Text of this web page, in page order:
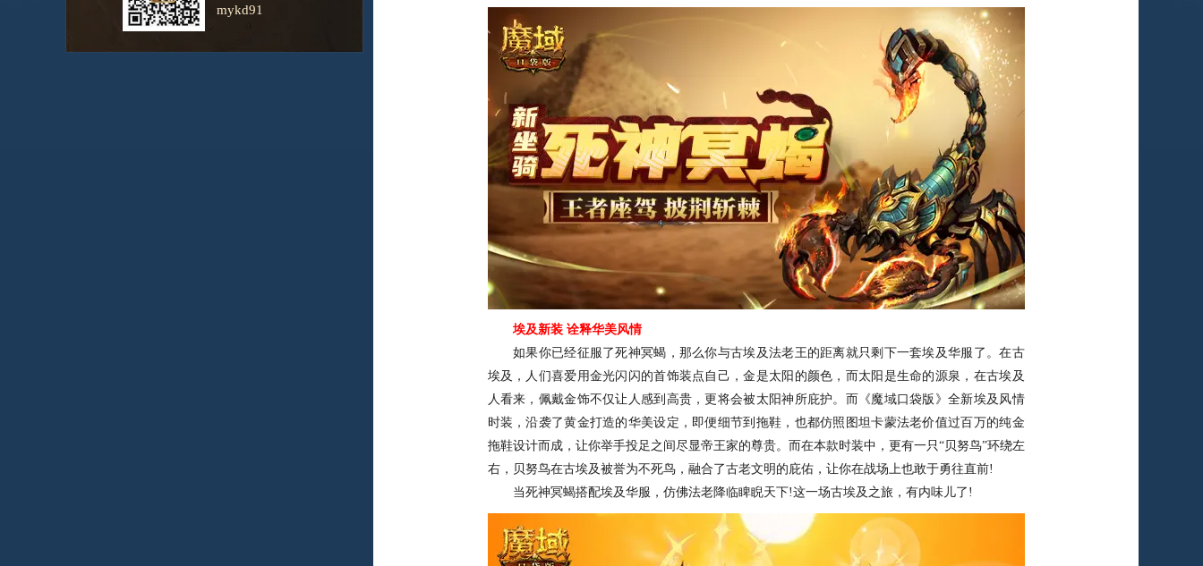
mykd91
埃及新装 诠释华美风情
如果你已经征服了死神冥蝎，那么你与古埃及法老王的距离就只剩下一套埃及华服了。在古
埃及，人们喜爱用金光闪闪的首饰装点自己，金是太阳的颜色，而太阳是生命的源泉，在古埃及
人看来，佩戴金饰不仅让人感到高贵，更将会被太阳神所庇护。而《魔域口袋版》全新埃及风情
时装，沿袭了黄金打造的华美设定，即便细节到拖鞋，也都仿照图坦卡蒙法老价值过百万的纯金
拖鞋设计而成，让你举手投足之间尽显帝王家的尊贵。而在本款时装中，更有一只“贝努鸟”环绕左
右，贝努鸟在古埃及被誉为不死鸟，融合了古老文明的庇佑，让你在战场上也敢于勇往直前!
当死神冥蝎搭配埃及华服，仿佛法老降临睥睨天下!这一场古埃及之旅，有内味儿了!